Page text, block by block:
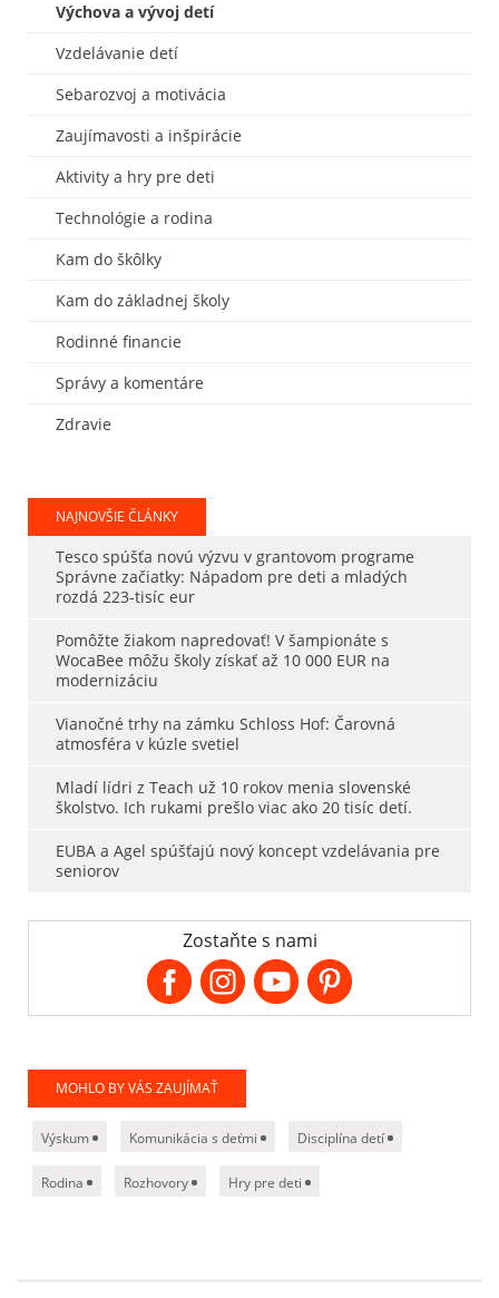
Výchova a vývoj detí
Vzdelávanie detí
Sebarozvoj a motivácia
Zaujímavosti a inšpirácie
Aktivity a hry pre deti
Technológie a rodina
Kam do škôlky
Kam do základnej školy
Rodinné financie
Správy a komentáre
Zdravie
NAJNOVŠIE ČLÁNKY
Tesco spúšťa novú výzvu v grantovom programe
Správne začiatky: Nápadom pre deti a mladých
rozdá 223-tisíc eur
Pomôžte žiakom napredovať! V šampionáte s
WocaBee môžu školy získať až 10 000 EUR na
modernizáciu
Vianočné trhy na zámku Schloss Hof: Čarovná
atmosféra v kúzle svetiel
Mladí lídri z Teach už 10 rokov menia slovenské
školstvo. Ich rukami prešlo viac ako 20 tisíc detí.
EUBA a Agel spúšťajú nový koncept vzdelávania pre
seniorov
Zostaňte s nami
MOHLO BY VÁS ZAUJÍMAŤ
Výskum Komunikácia s deťmi Disciplína detí
Rodina Rozhovory Hry pre deti